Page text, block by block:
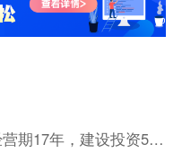
某建设项目建设期3年，生产经营期17年，建设投资5500万元